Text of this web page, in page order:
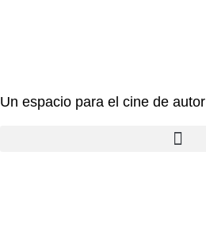
Un espacio para el cine de autor